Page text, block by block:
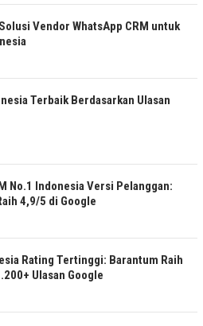
Vendor WhatsApp CRM untuk
Terbaik Berdasarkan Ulasan
No.1 Indonesia Versi Pelanggan:
4,9/5 di Google
Rating Tertinggi: Barantum Raih
Ulasan Google